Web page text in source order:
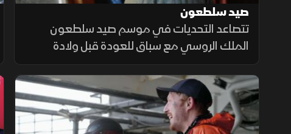
صيد سلطعون
تتصاعد التحديات في موسم صيد سلطعون
الملك الروسي مع سباق للعودة قبل ولادة
مرتقبة، واكتشاف منطقة صيد واعدة، بينما
يواجه أحد البحارة خطر الغرق خلال إعصار، ويتعرض
آخر لانهيار مفاجئ في عرض البحر.